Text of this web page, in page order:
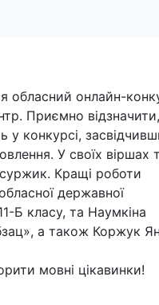
обласний онлайн-
Приємно
у конкурсі,
У своїх віршах
Кращі роботи
державної
Б класу, та Наумкіна
а також Коржук
мовні цікавинки!